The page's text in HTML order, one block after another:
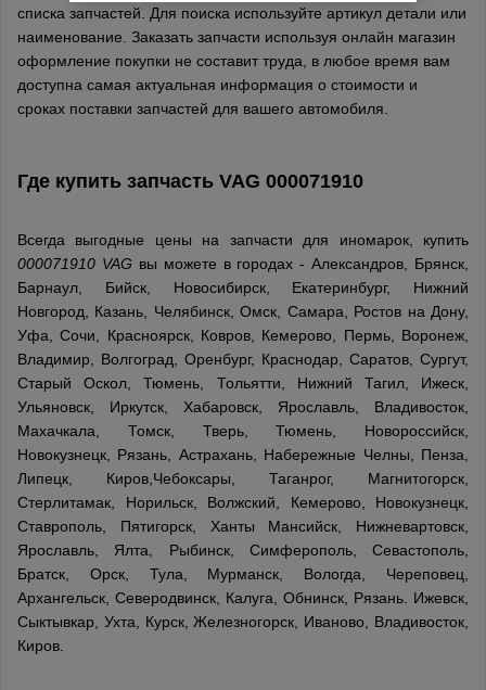
списка запчастей. Для поиска используйте артикул детали или
наименование. Заказать запчасти используя онлайн магазин
оформление покупки не составит труда, в любое время вам
доступна самая актуальная информация о стоимости и
сроках поставки запчастей для вашего автомобиля.
Где купить запчасть VAG 000071910
Всегда выгодные цены на запчасти для иномарок, купить
000071910 VAG вы можете в городах - Александров, Брянск,
Барнаул, Бийск, Новосибирск, Екатеринбург, Нижний
Новгород, Казань, Челябинск, Омск, Самара, Ростов на Дону,
Уфа, Сочи, Красноярск, Ковров, Кемерово, Пермь, Воронеж,
Владимир, Волгоград, Оренбург, Краснодар, Саратов, Сургут,
Старый Оскол, Тюмень, Тольятти, Нижний Тагил, Ижеск,
Ульяновск, Иркутск, Хабаровск, Ярославль, Владивосток,
Махачкала, Томск, Тверь, Тюмень, Новороссийск,
Новокузнецк, Рязань, Астрахань, Набережные Челны, Пенза,
Липецк, Киров,Чебоксары, Таганрог, Магнитогорск,
Стерлитамак, Норильск, Волжский, Кемерово, Новокузнецк,
Ставрополь, Пятигорск, Ханты Мансийск, Нижневартовск,
Ярославль, Ялта, Рыбинск, Симферополь, Севастополь,
Братск, Орск, Тула, Мурманск, Вологда, Череповец,
Архангельск, Северодвинск, Калуга, Обнинск, Рязань. Ижевск,
Сыктывкар, Ухта, Курск, Железногорск, Иваново, Владивосток,
Киров.